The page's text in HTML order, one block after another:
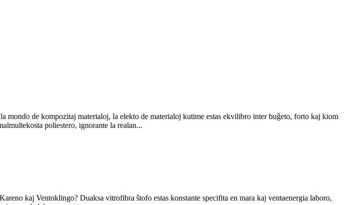
de kompozitaj materialoj, la elekto de materialoj kutime estas ekvilibro inter buĝeto, forto kaj kiom
poliestero, ignorante la realan...
kaj Ventoklingo? Duaksa vitrofibra ŝtofo estas konstante specifita en mara kaj ventaenergia laboro,